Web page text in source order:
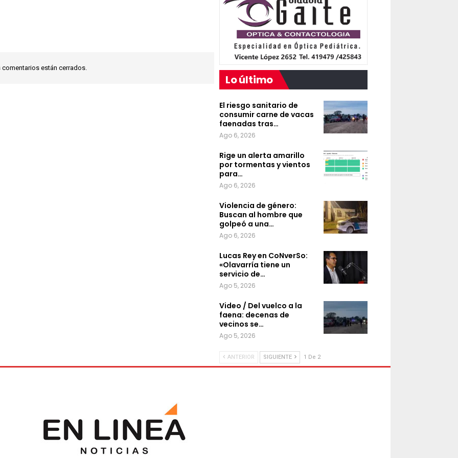
comentarios están cerrados.
Lo último
El riesgo sanitario de
consumir carne de vacas
faenadas tras…
Ago 6, 2026
Rige un alerta amarillo
por tormentas y vientos
para…
Ago 6, 2026
Violencia de género:
Buscan al hombre que
golpeó a una…
Ago 6, 2026
Lucas Rey en CoNverSo:
«Olavarría tiene un
servicio de…
Ago 5, 2026
Video / Del vuelco a la
faena: decenas de
vecinos se…
Ago 5, 2026
ANTERIOR SIGUIENTE 1 De 2